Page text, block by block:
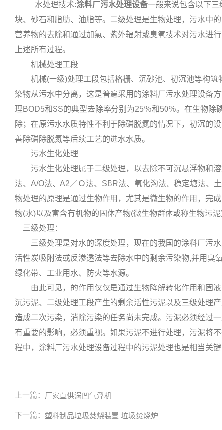
水处理技术:涂料厂污水处理设备一般来说包含以下三
块、砂石和脂肪、油脂等。二级处理是生物处理，污水中
营养物的去除和通过加氯、紫外辐射或臭氧技术对污水进
上述所有过程。
机械处理工段
机械(一级)处理工段包括格栅、沉砂池、初沉池等构筑
染物从污水中分离，这是普遍采用的涂料厂污水处理设备
理BOD5和SS的典型去除率分别为25％和50％。在生物
除；在原污水水质特性不利于除磷脱氮的情况下，初沉的
善除磷除脱氮等后续工艺的进水水质。
污水生化处理
污水生化处理属于二级处理，以去除不可沉悬浮物和溶
法、A/O法、A2／Ｏ法、SBR法、氧化沟法、稳定塘法、
物处理的原理是通过生物作用，尤其是微生物的作用，完
物(水)以及富含有机物的固体产物(微生物群体或称生物污
三级处理：
三级处理是对水的深度处理，现在的我国的涂料厂污水
活性炭吸附法或反渗透法等去除水中的剩余污染物,并用臭
绿化带、工业用水、防火等水源。
由此可见，的作用仅仅是通过生物降解转化作用和固液
沉污泥、二级处理工段产生的剩余活性污泥以及三级处理
造成二次污染，消除污染的任务尚未完成。污泥必须经过
有重要的影响，必须重视。如果污泥不进行处理，污泥将
程中，涂料厂污水处理设备过程中的污泥处理也是相当关
上一篇： 厂家直供涡凹气浮机
下一篇： 塑料制品垃圾焚烧装置 垃圾焚烧炉